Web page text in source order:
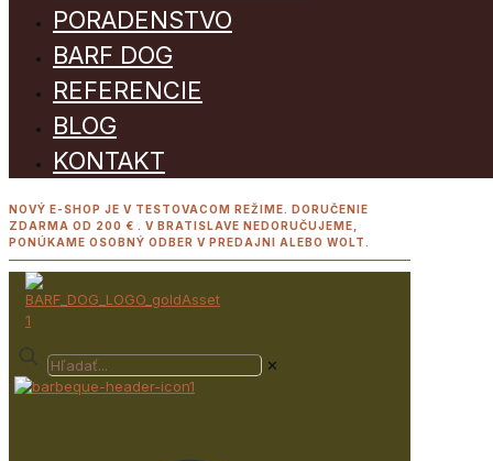
PORADENSTVO
BARF DOG
REFERENCIE
BLOG
KONTAKT
NOVÝ E-SHOP JE V TESTOVACOM REŽIME. DORUČENIE
ZDARMA OD 200 € . V BRATISLAVE NEDORUČUJEME,
PONÚKAME OSOBNÝ ODBER V PREDAJNI ALEBO WOLT.
✕